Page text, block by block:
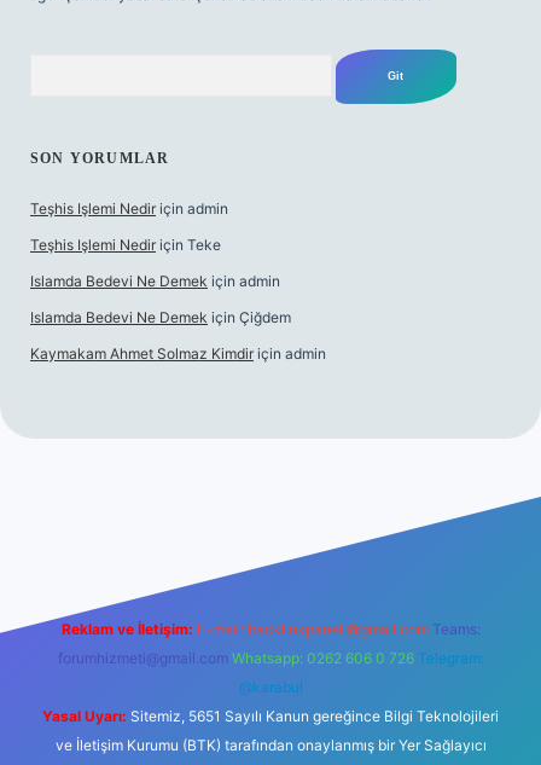
SON YORUMLAR
Teşhis Işlemi Nedir için admin
Teşhis Işlemi Nedir için Teke
Islamda Bedevi Ne Demek için admin
Islamda Bedevi Ne Demek için Çiğdem
Kaymakam Ahmet Solmaz Kimdir için admin
Reklam ve İletişim: E-mail: backlinkpaneli@gmail.com Teams:
forumhizmeti@gmail.com Whatsapp: 0262 606 0 726 Telegram:
@karabul
Yasal Uyarı: Sitemiz, 5651 Sayılı Kanun gereğince Bilgi Teknolojileri
ve İletişim Kurumu (BTK) tarafından onaylanmış bir Yer Sağlayıcı